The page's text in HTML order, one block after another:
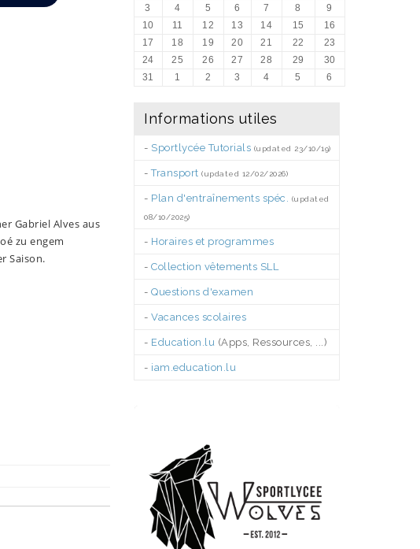
Gabriel Alves aus
zu engem
Saison.
3
4 5 6 7 8
9
10
11 12 13 14 15
16
17
18 19 20 21 22
23
24
25 26 27 28 29
30
31
1 2 3 4 5 6
Informations utiles
- Sportlycée Tutorials (updated 23/10/19)
-Transport (updated 12/02/2026)
- Plan d'entraînements spéc. (updated
08/10/2025)
- Horaires et programmes
- Collection vêtements SLL
- Questions d'examen
- Vacances scolaires
- Education.lu (Apps, Ressources, ...)
- iam.education.lu